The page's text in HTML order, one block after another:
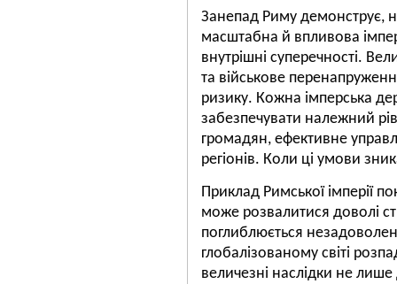
Занепад Риму демонструє,
масштабна й впливова
внутрішні суперечності.
та військове
ризику. Кожна імперська
забезпечувати належний
громадян, ефективне
регіонів. Коли ці умови
Приклад Римської імперії
може розвалитися доволі
поглиблюється
глобалізованому світі
величезні наслідки не